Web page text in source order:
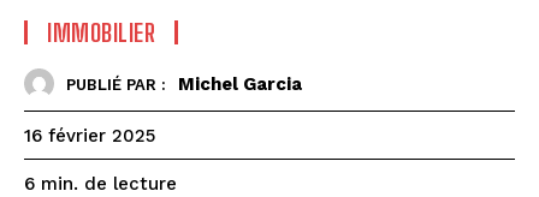
IMMOBILIER
PUBLIÉ PAR : Michel Garcia
16 février 2025
6 min. de lecture